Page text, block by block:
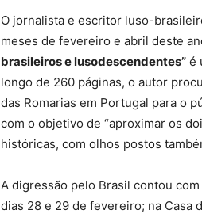
O jornalista e escritor luso-
meses de fevereiro e abril deste
brasileiros e lusodescendentes” é
longo de 260 páginas, o autor
das Romarias em Portugal para o
com o objetivo de “aproximar os
históricas, com olhos postos
A digressão pelo Brasil contou
dias 28 e 29 de fevereiro; na Casa